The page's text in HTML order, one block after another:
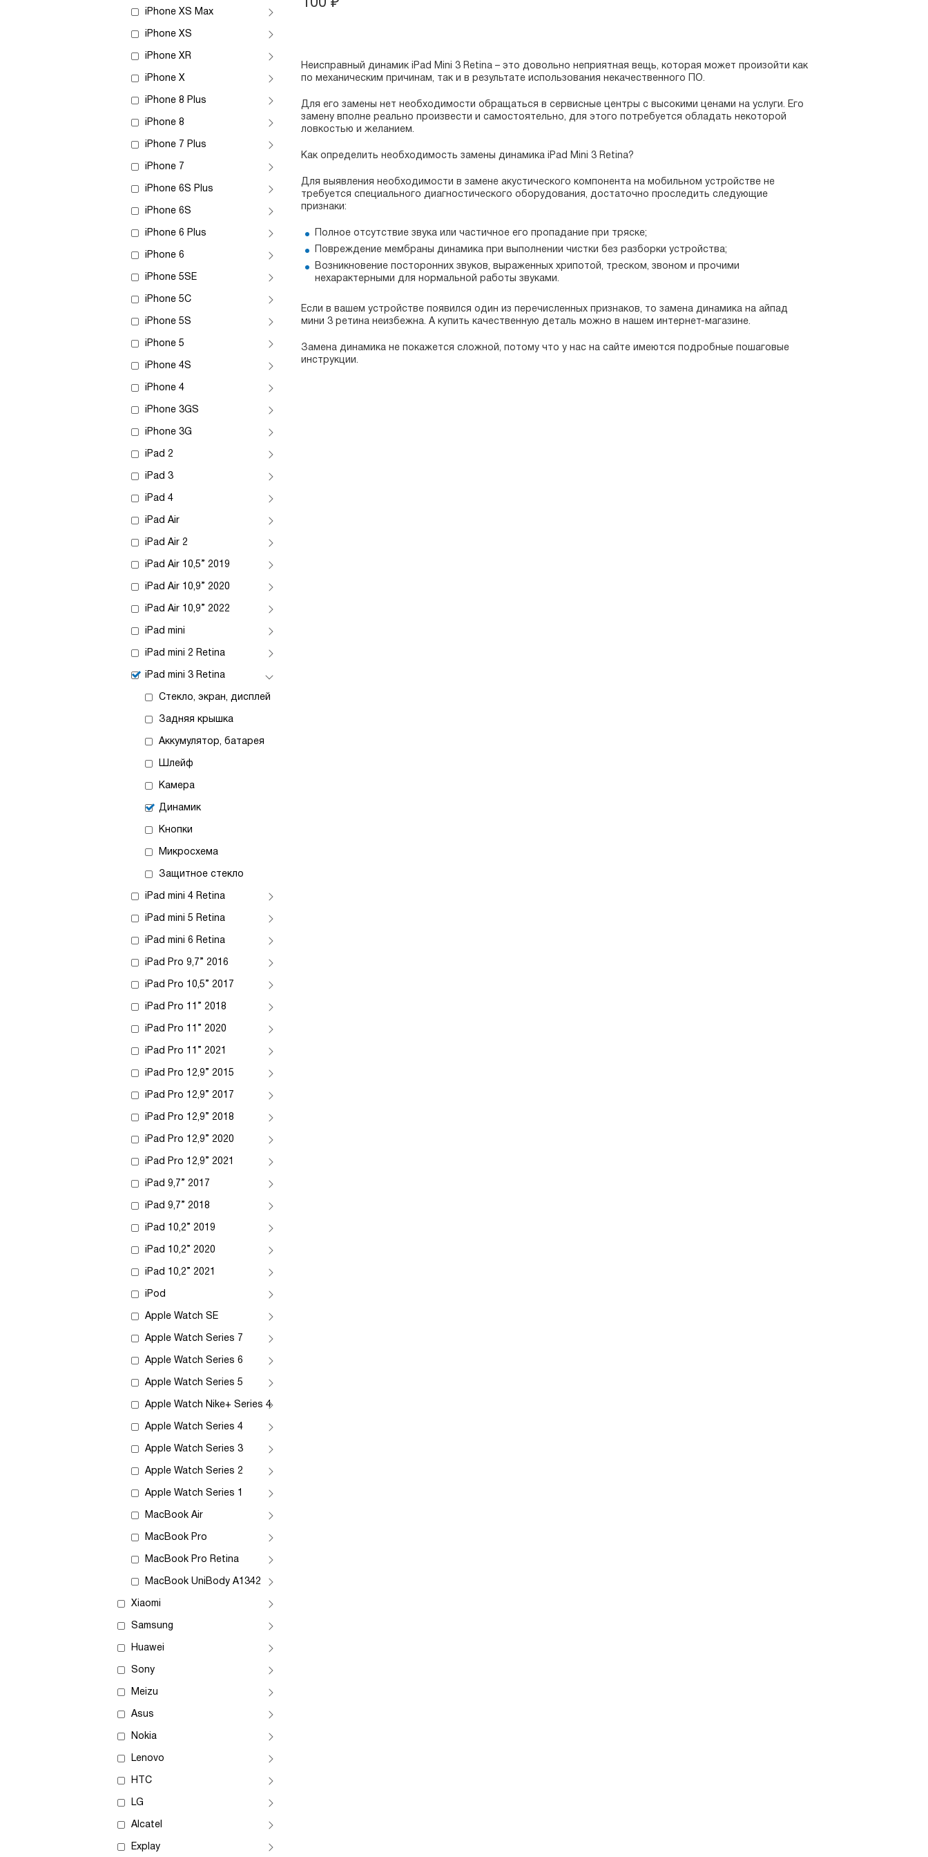
iPhone XS Max
iPhone XS
iPhone XR
iPhone X
iPhone 8 Plus
iPhone 8
iPhone 7 Plus
iPhone 7
iPhone 6S Plus
iPhone 6S
iPhone 6 Plus
iPhone 6
iPhone 5SE
iPhone 5C
iPhone 5S
iPhone 5
iPhone 4S
iPhone 4
iPhone 3GS
iPhone 3G
iPad 2
iPad 3
iPad 4
iPad Air
iPad Air 2
iPad Air 10,5” 2019
iPad Air 10,9” 2020
iPad Air 10,9” 2022
iPad mini
iPad mini 2 Retina
iPad mini 3 Retina
Стекло, экран, дисплей
Задняя крышка
Аккумулятор, батарея
Шлейф
Камера
Динамик
Кнопки
Микросхема
Защитное стекло
iPad mini 4 Retina
iPad mini 5 Retina
iPad mini 6 Retina
iPad Pro 9,7” 2016
iPad Pro 10,5” 2017
iPad Pro 11” 2018
iPad Pro 11” 2020
iPad Pro 11” 2021
iPad Pro 12,9” 2015
iPad Pro 12,9” 2017
iPad Pro 12,9” 2018
iPad Pro 12,9” 2020
iPad Pro 12,9” 2021
iPad 9,7” 2017
iPad 9,7” 2018
iPad 10,2” 2019
iPad 10,2” 2020
iPad 10,2” 2021
iPod
Apple Watch SE
Apple Watch Series 7
Apple Watch Series 6
Apple Watch Series 5
Apple Watch Nike+ Series 4
Apple Watch Series 4
Apple Watch Series 3
Apple Watch Series 2
Apple Watch Series 1
MacBook Air
MacBook Pro
MacBook Pro Retina
MacBook UniBody A1342
Xiaomi
Samsung
Huawei
Sony
Meizu
Asus
Nokia
Lenovo
HTC
LG
Alcatel
Explay
100 ₽
Неисправный динамик iPad Mini 3 Retina – это довольно неприятная вещь, которая может произойти как
по механическим причинам, так и в результате использования некачественного ПО.
Для его замены нет необходимости обращаться в сервисные центры с высокими ценами на услуги. Его
замену вполне реально произвести и самостоятельно, для этого потребуется обладать некоторой
ловкостью и желанием.
Как определить необходимость замены динамика iPad Mini 3 Retina?
Для выявления необходимости в замене акустического компонента на мобильном устройстве не
требуется специального диагностического оборудования, достаточно проследить следующие
признаки:
Полное отсутствие звука или частичное его пропадание при тряске;
Повреждение мембраны динамика при выполнении чистки без разборки устройства;
Возникновение посторонних звуков, выраженных хрипотой, треском, звоном и прочими
нехарактерными для нормальной работы звуками.
Если в вашем устройстве появился один из перечисленных признаков, то замена динамика на айпад
мини 3 ретина неизбежна. А купить качественную деталь можно в нашем интернет-магазине.
Замена динамика не покажется сложной, потому что у нас на сайте имеются подробные пошаговые
инструкции.